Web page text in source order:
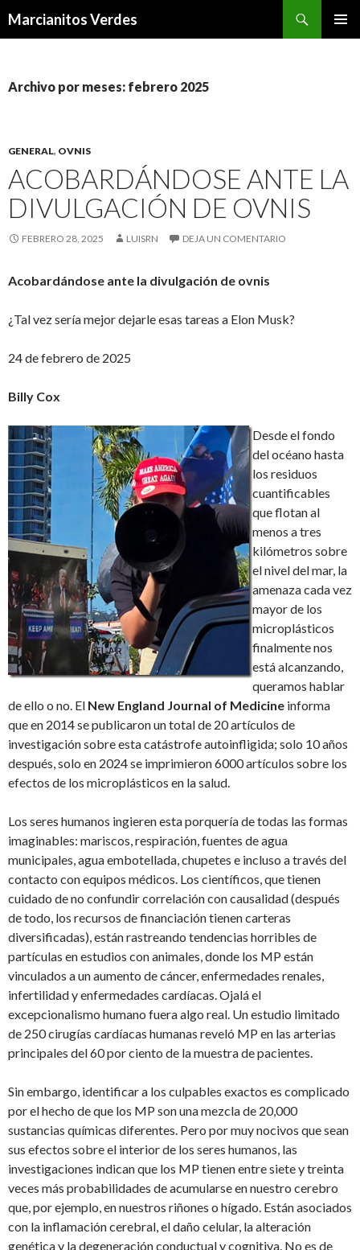
Marcianitos Verdes
Archivo por meses: febrero 2025
GENERAL, OVNIS
ACOBARDÁNDOSE ANTE LA
DIVULGACIÓN DE OVNIS
FEBRERO 28, 2025 LUISRN DEJA UN COMENTARIO
Acobardándose ante la divulgación de ovnis
¿Tal vez sería mejor dejarle esas tareas a Elon Musk?
24 de febrero de 2025
Billy Cox
Desde el fondo
del océano hasta
los residuos
cuantificables
que flotan al
menos a tres
kilómetros sobre
el nivel del mar, la
amenaza cada vez
mayor de los
microplásticos
finalmente nos
está alcanzando,
queramos hablar
de ello o no. El New England Journal of Medicine informa
que en 2014 se publicaron un total de 20 artículos de
investigación sobre esta catástrofe autoinfligida; solo 10 años
después, solo en 2024 se imprimieron 6000 artículos sobre los
efectos de los microplásticos en la salud.
Los seres humanos ingieren esta porquería de todas las formas
imaginables: mariscos, respiración, fuentes de agua
municipales, agua embotellada, chupetes e incluso a través del
contacto con equipos médicos. Los científicos, que tienen
cuidado de no confundir correlación con causalidad (después
de todo, los recursos de financiación tienen carteras
diversificadas), están rastreando tendencias horribles de
partículas en estudios con animales, donde los MP están
vinculados a un aumento de cáncer, enfermedades renales,
infertilidad y enfermedades cardíacas. Ojalá el
excepcionalismo humano fuera algo real. Un estudio limitado
de 250 cirugías cardíacas humanas reveló MP en las arterias
principales del 60 por ciento de la muestra de pacientes.
Sin embargo, identificar a los culpables exactos es complicado
por el hecho de que los MP son una mezcla de 20,000
sustancias químicas diferentes. Pero por muy nocivos que sean
sus efectos sobre el interior de los seres humanos, las
investigaciones indican que los MP tienen entre siete y treinta
veces más probabilidades de acumularse en nuestro cerebro
que, por ejemplo, en nuestros riñones o hígado. Están asociados
con la inflamación cerebral, el daño celular, la alteración
genética y la degeneración conductual y cognitiva. No es de